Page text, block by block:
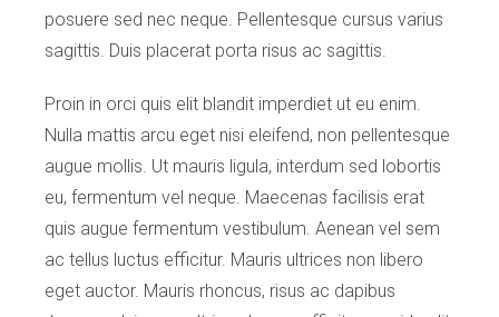
posuere sed nec neque. Pellentesque cursus varius
sagittis. Duis placerat porta risus ac sagittis.
Proin in orci quis elit blandit imperdiet ut eu enim.
Nulla mattis arcu eget nisi eleifend, non pellentesque
augue mollis. Ut mauris ligula, interdum sed lobortis
eu, fermentum vel neque. Maecenas facilisis erat
quis augue fermentum vestibulum. Aenean vel sem
ac tellus luctus efficitur. Mauris ultrices non libero
eget auctor. Mauris rhoncus, risus ac dapibus